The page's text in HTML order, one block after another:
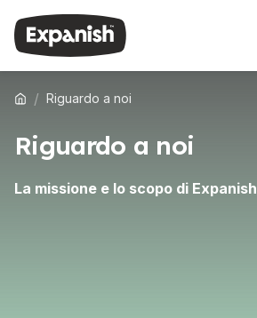
/ Riguardo a noi
Riguardo a noi
La missione e lo scopo di Expanish